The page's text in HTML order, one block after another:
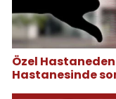
Özel
Hastanesinde